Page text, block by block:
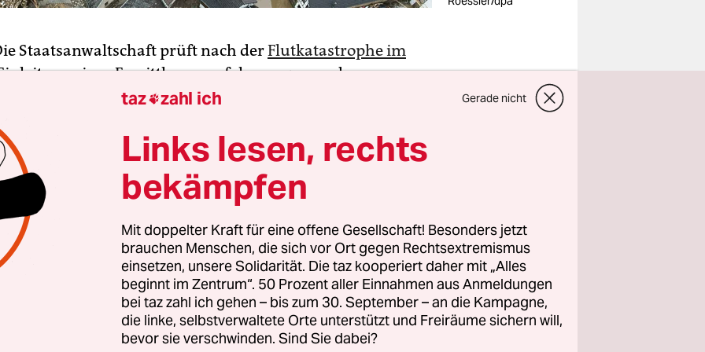
Staatsanwaltschaft prüft nach derFlutkatastrophe im
eines Ermittlungsverfahrens wegen des
der fahrlässigen Tötung und der fahrlässigen
Dabei gehe es um möglicherweise unterlassene
Warnungen oder Evakuierungen der Bevölkerung,
Behörde am Montag mit.
würden neben Presseberichten auch Feststellungen aus
und weitere polizeiliche Hinweise
so die Behörde weiter.
taz zahl ich Gerade nicht
Links lesen, rechts
bekämpfen
Mit doppelter Kraft für eine offene Gesellschaft! Besonders jetzt
brauchen Menschen, die sich vor Ort gegen Rechtsextremismus
einsetzen, unsere Solidarität. Die taz kooperiert daher mit „Alles
beginnt im Zentrum“. 50 Prozent aller Einnahmen aus Anmeldungen
bei taz zahl ich gehen – bis zum 30. September – an die Kampagne,
die linke, selbstverwaltete Orte unterstützt und Freiräume sichern will,
bevor sie verschwinden. Sind Sie dabei?